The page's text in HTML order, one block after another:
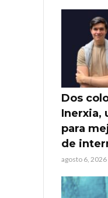
Dos
Inerxia,
para
de
agosto 6, 2026